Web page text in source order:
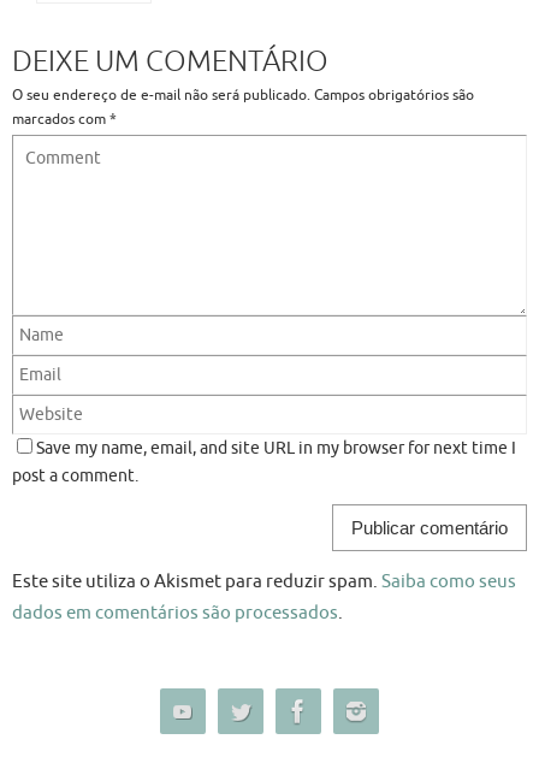
DEIXE UM COMENTÁRIO
O seu endereço de e-mail não será publicado.Campos obrigatórios são
marcados com*
Save my name, email, and site URL in my browser for next time I
post a comment.
Este site utiliza o Akismet para reduzir spam. Saiba como seus
dados em comentários são processados.